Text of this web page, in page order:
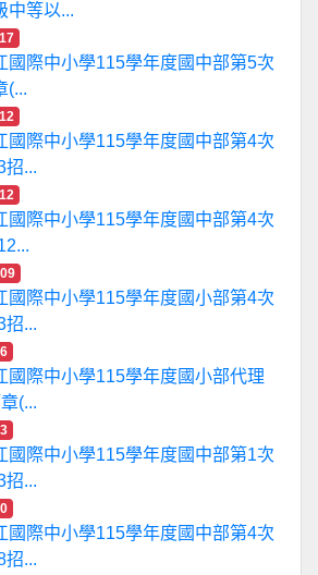
中等以...
國際中小學115學年度國中部第5次
(...
國際中小學115學年度國中部第4次
招...
國際中小學115學年度國中部第4次
國際中小學115學年度國小部第4次
招...
國際中小學115學年度國小部代理
(...
國際中小學115學年度國中部第1次
招...
國際中小學115學年度國中部第4次
招...